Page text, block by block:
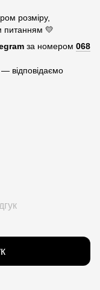
розміру,
питанням 💛
за номером 068
— відповідаємо